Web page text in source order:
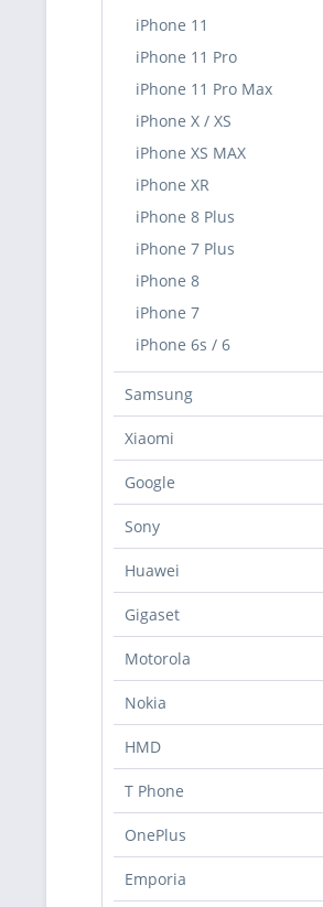
iPhone 11
iPhone 11 Pro
iPhone 11 Pro Max
iPhone X / XS
iPhone XS MAX
iPhone XR
iPhone 8 Plus
iPhone 7 Plus
iPhone 8
iPhone 7
iPhone 6s / 6
Samsung
Xiaomi
Google
Sony
Huawei
Gigaset
Motorola
Nokia
HMD
T Phone
OnePlus
Emporia